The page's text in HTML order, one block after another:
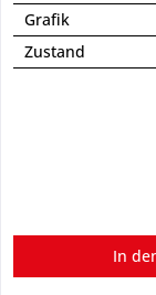
Grafik
Zustand
In